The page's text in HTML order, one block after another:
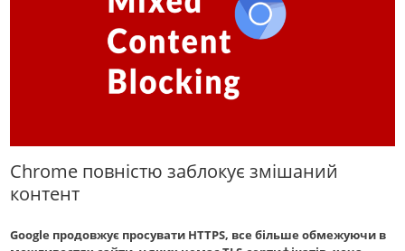
Chrome повністю заблокує змішаний
контент
Google продовжує просувати HTTPS, все більше обмежуючи в